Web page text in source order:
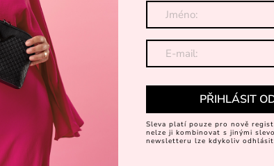
zip
PŘIHLÁSIT
Sleva platí pouze pro nově
nelze ji kombinovat s jinými
newsletteru lze kdykoliv